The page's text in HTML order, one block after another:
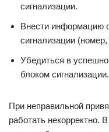
сигнализации.
Внести информацию
сигнализации
Убедиться в
блоком сигнализации.
При неправильной
работать некорректно.